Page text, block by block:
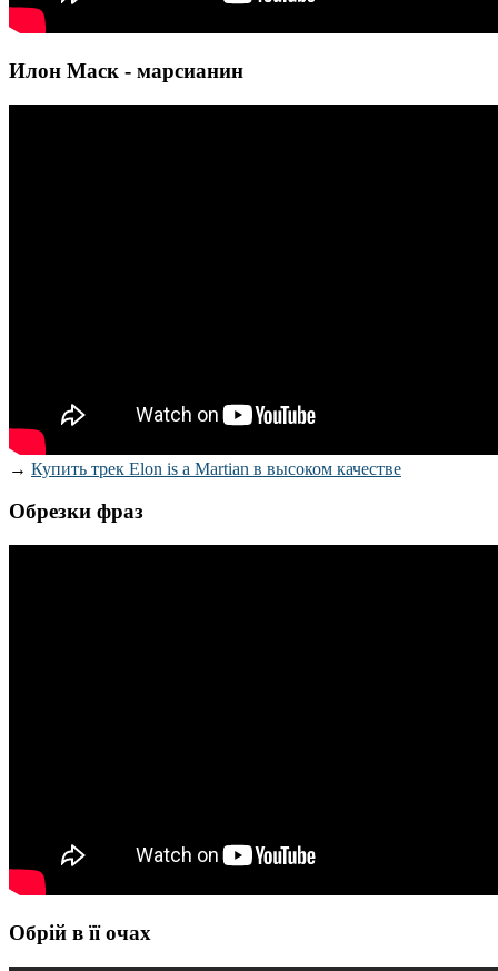
Илон Маск - марсианин
→ Купить трек Elon is a Martian в высоком качестве
Обрезки фраз
Обрій в її очах